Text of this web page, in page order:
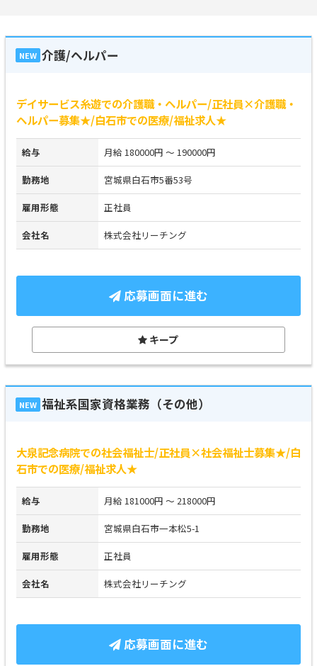
NEW 介護/ヘルパー
デイサービス糸遊での介護職・ヘルパー/正社員×介護職・
ヘルパー募集★/白石市での医療/福祉求人★
給与 月給 180000円 ～ 190000円
勤務地 宮城県白石市5番53号
雇用形態 正社員
会社名 株式会社リーチング
応募画面に進む
キープ
NEW 福祉系国家資格業務（その他）
大泉記念病院での社会福祉士/正社員×社会福祉士募集★/白
石市での医療/福祉求人★
給与 月給 181000円 ～ 218000円
勤務地 宮城県白石市一本松5-1
雇用形態 正社員
会社名 株式会社リーチング
応募画面に進む